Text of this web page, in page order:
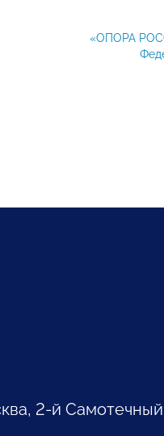
«ОПОРА
2-й Самотечный